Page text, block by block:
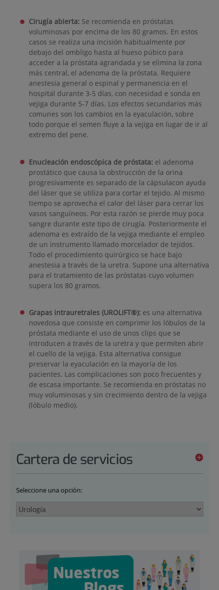
Cirugía abierta: Se recomienda en próstatas
voluminosas por encima de los 80 gramos. En estos
casos se realiza una incisión habitualmente por
debajo del ombligo hasta al hueso púbico para
acceder a la próstata agrandada y se elimina la zona
más central, el adenoma de la próstata. Requiere
anestesia general o espinal y permanencia en el
hospital durante 3-5 días, con necesidad e sonda en
vejiga durante 5-7 días. Los efectos secundarios más
comunes son los cambios en la eyaculación, sobre
todo porque el semen fluye a la vejiga en lugar de ir al
extremo del pene.
Enucleación endoscópica de próstata: el adenoma
prostático que causa la obstrucción de la orina
progresivamente es separado de la cápsulacon ayuda
del láser que se utiliza para cortar el tejido. Al mismo
tiempo se aprovecha el calor del láser para cerrar los
vasos sanguíneos. Por esta razón se pierde muy poca
sangre durante este tipo de cirugía. Posteriormente el
adenoma es extraído de la vejiga mediante el empleo
de un instrumento llamado morcelador de tejidos.
Todo el procedimiento quirúrgico se hace bajo
anestesia a través de la uretra. Supone una alternativa
para el tratamiento de las próstatas cuyo volumen
supera los 80 gramos.
Grapas intrauretrales (UROLIFT®): es una alternativa
novedosa que consiste en comprimir los lóbulos de la
próstata mediante el uso de unos clips que se
introducen a través de la uretra y que permiten abrir
el cuello de la vejiga. Esta alternativa consigue
preservar la eyaculación en la mayoría de los
pacientes. Las complicaciones son poco frecuentes y
de escasa importante. Se recomienda en próstatas no
muy voluminosas y sin crecimiento dentro de la vejiga
(lóbulo medio).
Cartera de servicios
Seleccione una opción: